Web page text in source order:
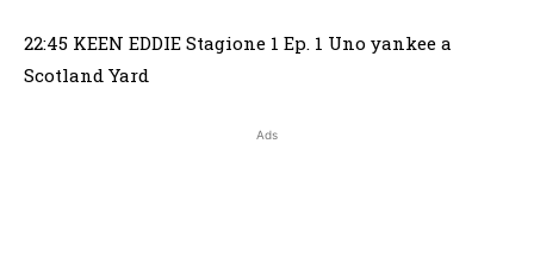
22:45 KEEN EDDIE Stagione 1 Ep. 1 Uno yankee a
Scotland Yard
Ads